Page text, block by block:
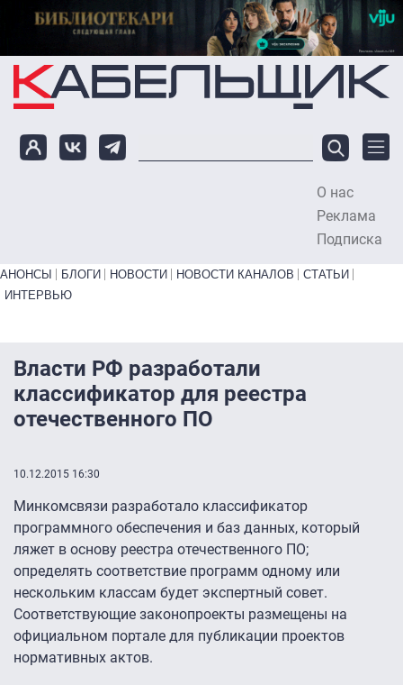
Перейти к основному содержанию
О нас
Реклама
Подписка
Primary links bottom
АНОНСЫ БЛОГИ НОВОСТИ НОВОСТИ КАНАЛОВ
СТАТЬИ
ИНТЕРВЬЮ
Власти РФ разработали
классификатор для реестра
отечественного ПО
10.12.2015 16:30
Минкомсвязи разработало классификатор
программного обеспечения и баз данных, который
ляжет в основу реестра отечественного ПО;
определять соответствие программ одному или
нескольким классам будет экспертный совет.
Соответствующие законопроекты размещены на
официальном портале для публикации проектов
нормативных актов.